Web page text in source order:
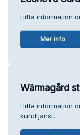
Hitta information
Mer info
Wärmagård
Hitta information
kundtjänst.